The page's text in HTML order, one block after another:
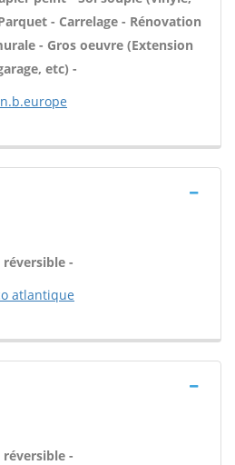
- Carrelage - Rénovation
- Gros oeuvre (Extension
etc) -
-
atlantique
-